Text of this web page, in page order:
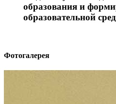
образования и
образовательной
Фотогалерея